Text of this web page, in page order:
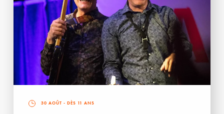
30 AOÛT - DÈS 11 ANS